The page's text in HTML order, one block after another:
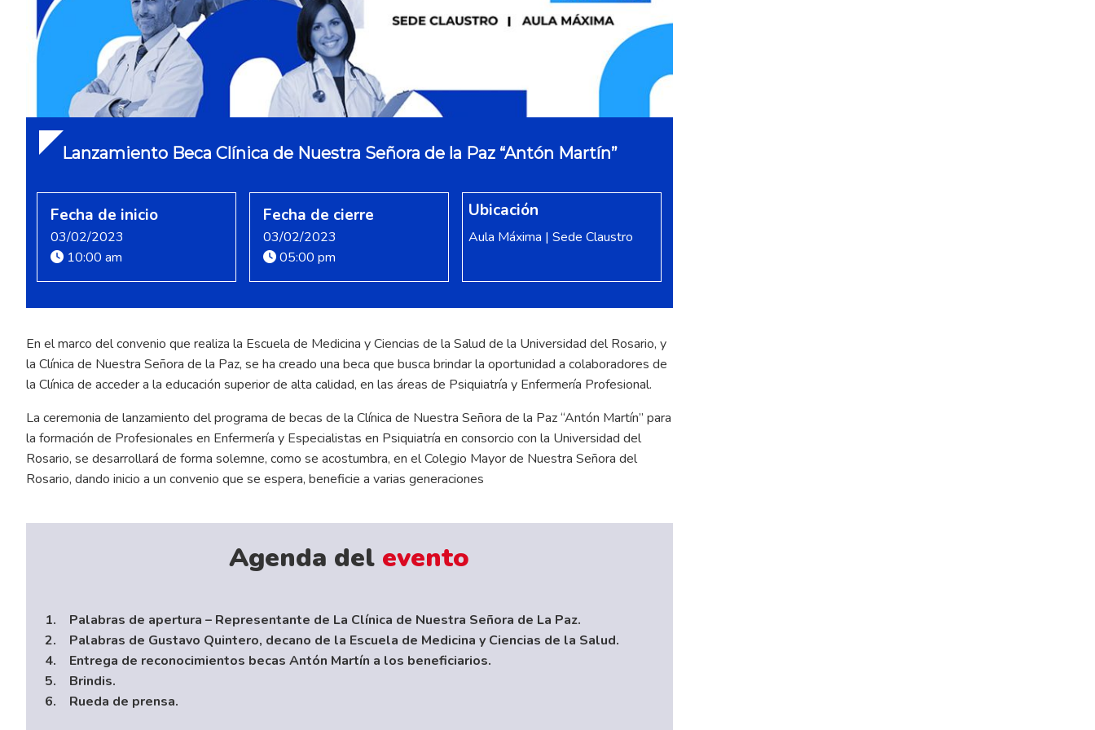
Lanzamiento Beca Clínica de Nuestra Señora de la Paz “Antón Martín”
Fecha de inicio
03/02/2023
10:00 am
Fecha de cierre
03/02/2023
05:00 pm
Ubicación
Aula Máxima | Sede Claustro
En el marco del convenio que realiza la Escuela de Medicina y Ciencias de la Salud de la Universidad del Rosario, y
la Clínica de Nuestra Señora de la Paz, se ha creado una beca que busca brindar la oportunidad a colaboradores de
la Clínica de acceder a la educación superior de alta calidad, en las áreas de Psiquiatría y Enfermería Profesional.
La ceremonia de lanzamiento del programa de becas de la Clínica de Nuestra Señora de la Paz “Antón Martín” para
la formación de Profesionales en Enfermería y Especialistas en Psiquiatría en consorcio con la Universidad del
Rosario, se desarrollará de forma solemne, como se acostumbra, en el Colegio Mayor de Nuestra Señora del
Rosario, dando inicio a un convenio que se espera, beneficie a varias generaciones
Agenda del evento
1. Palabras de apertura – Representante de La Clínica de Nuestra Señora de La Paz.
2. Palabras de Gustavo Quintero, decano de la Escuela de Medicina y Ciencias de la Salud.
4. Entrega de reconocimientos becas Antón Martín a los beneficiarios.
5. Brindis.
6. Rueda de prensa.